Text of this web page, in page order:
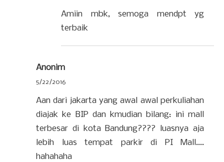
Amiin mbk, semoga mendpt yg
terbaik
Anonim
5/22/2016
Aan dari jakarta yang awal awal perkuliahan
diajak ke BIP dan kmudian bilang: ini mall
terbesar di kota Bandung???? luasnya aja
lebih luas tempat parkir di PI Mall....
hahahaha